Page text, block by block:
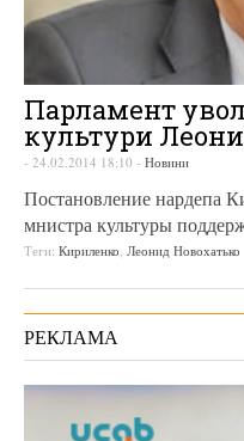
Парламент
культури
- 24.02.2014 18:10 - Новини
Постановление нардепа
мнистра культуры
Теги: Кириленко, Леонид Новохатько
РЕКЛАМА